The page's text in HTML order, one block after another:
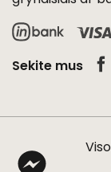
Sekite mus